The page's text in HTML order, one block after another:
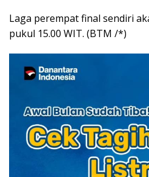
Laga perempat final sendiri
pukul 15.00 WIT. (BTM /*)